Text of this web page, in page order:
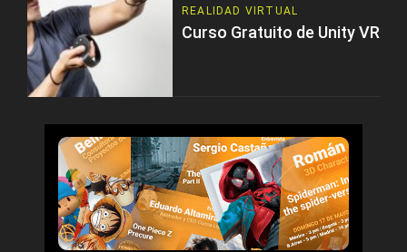
REALIDAD VIRTUAL
Curso Gratuito de Unity VR